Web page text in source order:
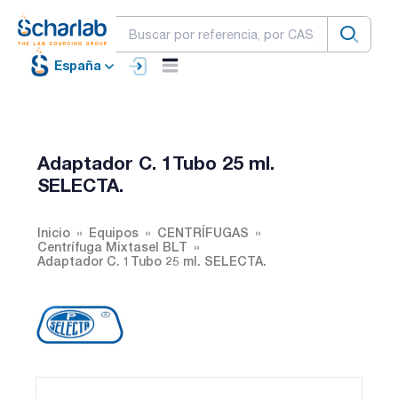
España
Adaptador C. 1Tubo 25 ml.
SELECTA.
Inicio Equipos
CENTRÍFUGAS
Centrífuga Mixtasel BLT
Adaptador C. 1Tubo 25 ml. SELECTA.